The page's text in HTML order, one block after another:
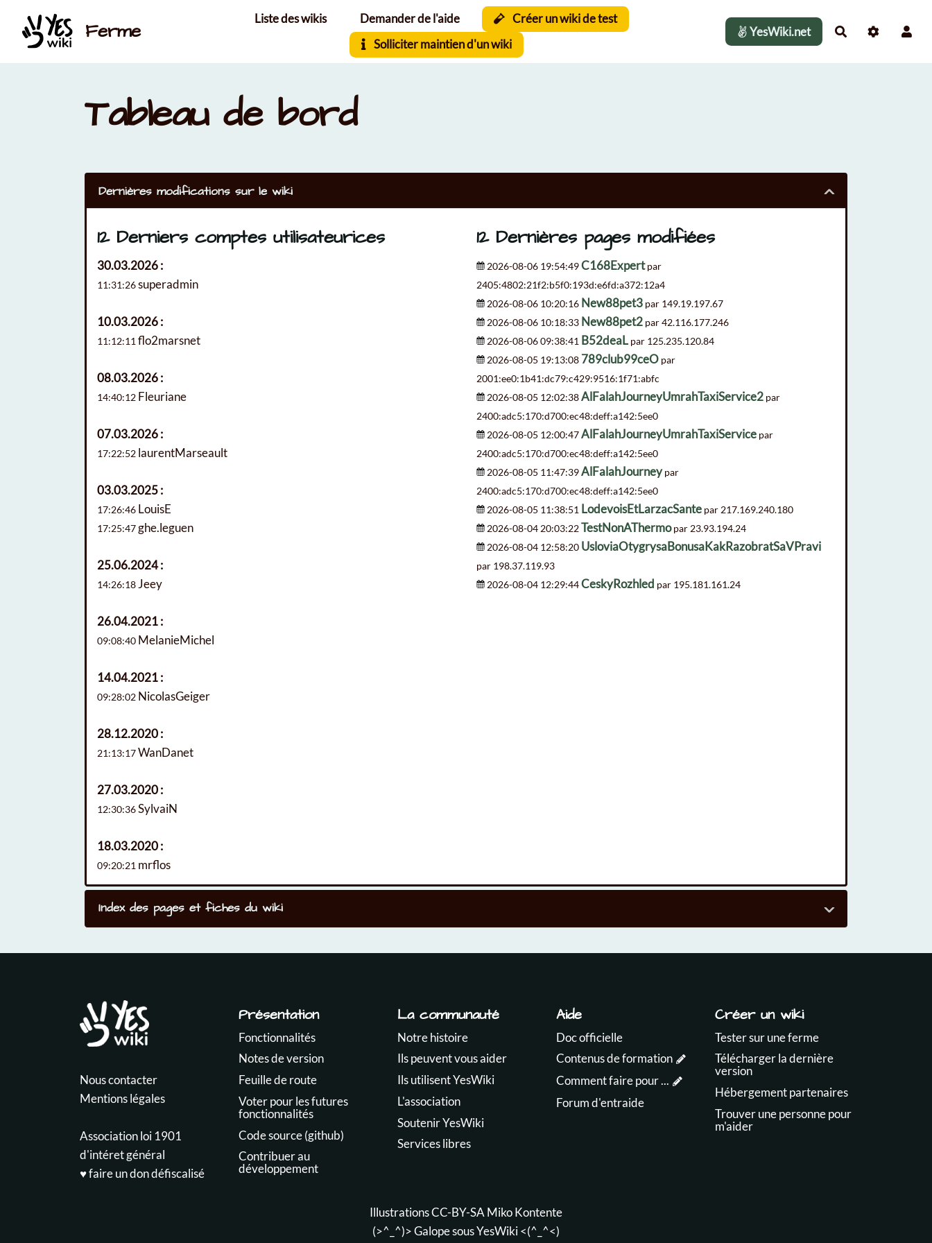
Aller au contenu principal
Ferme
Liste des wikis Demander de l'aide
Créer un wiki de test
Solliciter maintien d'un wiki
YesWiki.net Rechercher
Tableau de bord
Dernières modifications sur le wiki
12 Derniers comptes utilisateurices
30.03.2026 :
11:31:26superadmin
10.03.2026 :
11:12:11 flo2marsnet
08.03.2026 :
14:40:12 Fleuriane
07.03.2026 :
17:22:52 laurentMarseault
03.03.2025 :
17:26:46 LouisE
17:25:47ghe.leguen
25.06.2024 :
14:26:18Jeey
26.04.2021 :
09:08:40 MelanieMichel
14.04.2021 :
09:28:02 NicolasGeiger
28.12.2020 :
21:13:17WanDanet
27.03.2020 :
12:30:36SylvaiN
18.03.2020 :
09:20:21 mrflos
12 Dernières pages modifiées
2026-08-06 19:54:49C168Expert par
2405:4802:21f2:b5f0:193d:e6fd:a372:12a4
2026-08-06 10:20:16 New88pet3 par 149.19.197.67
2026-08-06 10:18:33 New88pet2 par 42.116.177.246
2026-08-06 09:38:41 B52deaL par 125.235.120.84
2026-08-05 19:13:08 789club99ceO par
2001:ee0:1b41:dc79:c429:9516:1f71:abfc
2026-08-05 12:02:38AlFalahJourneyUmrahTaxiService2 par
2400:adc5:170:d700:ec48:deff:a142:5ee0
2026-08-05 12:00:47AlFalahJourneyUmrahTaxiService par
2400:adc5:170:d700:ec48:deff:a142:5ee0
2026-08-05 11:47:39AlFalahJourney par
2400:adc5:170:d700:ec48:deff:a142:5ee0
2026-08-05 11:38:51 LodevoisEtLarzacSante par 217.169.240.180
2026-08-04 20:03:22TestNonAThermo par 23.93.194.24
2026-08-04 12:58:20 UsloviaOtygrysaBonusaKakRazobratSaVPravi
par 198.37.119.93
2026-08-04 12:29:44CeskyRozhled par 195.181.161.24
Index des pages et fiches du wiki
Nous contacter
Mentions légales
Association loi 1901
d'intéret général
♥️ faire un don défiscalisé
Présentation
Fonctionnalités
Notes de version
Feuille de route
Voter pour les futures
fonctionnalités
Code source (github)
Contribuer au
développement
La communauté
Notre histoire
Ils peuvent vous aider
Ils utilisent YesWiki
L'association
Soutenir YesWiki
Services libres
Aide
Doc officielle
Contenus de formation
Comment faire pour ...
Forum d'entraide
Créer un wiki
Tester sur une ferme
Télécharger la dernière
version
Hébergement partenaires
Trouver une personne pour
m'aider
Illustrations CC-BY-SA Miko Kontente
(>^_^)> Galope sousYesWiki<(^_^<)